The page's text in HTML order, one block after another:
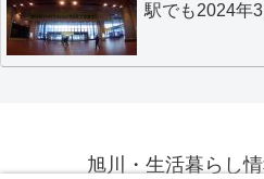
駅でも2024年
旭川・生活暮らし